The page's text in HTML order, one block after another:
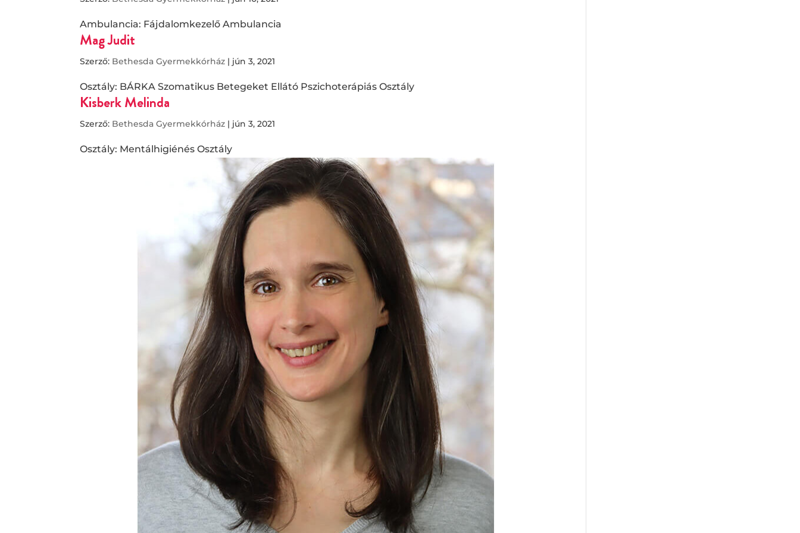
Ambulancia: Fájdalomkezelő Ambulancia
Mag Judit
Szerző: Bethesda Gyermekkórház | jún 3, 2021
Osztály: BÁRKA Szomatikus Betegeket Ellátó Pszichoterápiás Osztály
Kisberk Melinda
Szerző: Bethesda Gyermekkórház | jún 3, 2021
Osztály: Mentálhigiénés Osztály